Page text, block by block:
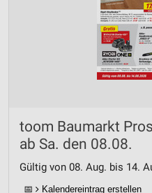
toom Baumarkt
ab Sa. den 08.08.
Gültig von 08. Aug. bis 14.
📅 Kalendereintrag erstellen